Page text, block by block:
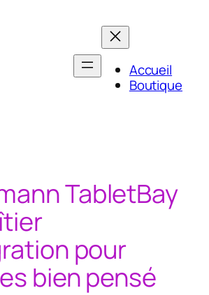
Accueil
Boutique
TabletBay
pour
bien pensé